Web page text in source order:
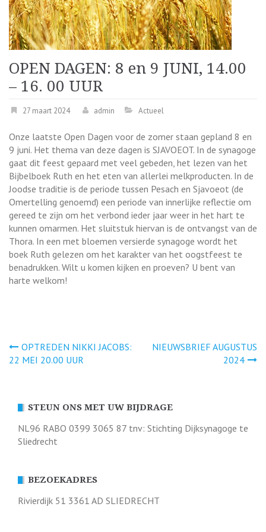
OPEN DAGEN: 8 en 9 JUNI, 14.00
– 16. 00 UUR
27 maart 2024 admin Actueel
Onze laatste Open Dagen voor de zomer staan gepland 8 en
9 juni. Het thema van deze dagen is SJAVOEOT. In de synagoge
gaat dit feest gepaard met veel gebeden, het lezen van het
Bijbelboek Ruth en het eten van allerlei melkproducten. In de
Joodse traditie is de periode tussen Pesach en Sjavoeot (de
Omertelling genoemd) een periode van innerlijke reflectie om
gereed te zijn om het verbond ieder jaar weer in het hart te
kunnen omarmen. Het sluitstuk hiervan is de ontvangst van de
Thora. In een met bloemen versierde synagoge wordt het
boek Ruth gelezen om het karakter van het oogstfeest te
benadrukken. Wilt u komen kijken en proeven? U bent van
harte welkom!
Bericht
OPTREDEN NIKKI JACOBS:
22 MEI 20.00 UUR
NIEUWSBRIEF AUGUSTUS
2024
STEUN ONS MET UW BIJDRAGE
NL96 RABO 0399 3065 87 tnv: Stichting Dijksynagoge te
Sliedrecht
BEZOEKADRES
Rivierdijk 51 3361 AD SLIEDRECHT